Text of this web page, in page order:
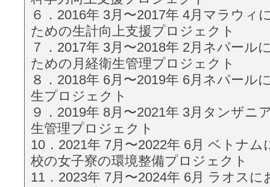
６．2016年 3月〜2017年 4月マラウィ
ための生計向上支援プロジェクト
７．2017年 3月〜2018年 2月ネパール
ための月経衛生管理プロジェクト
８．2018年 6月〜2019年 6月ネパール
生プロジェクト
９．2019年 8月〜2021年 3月タンザニ
生管理プロジェクト
10．2021年 7月〜2022年 6月 ベトナム
校の女⼦寮の環境整備プロジェクト
11．2023年 7月〜2024年 6月 ラオス